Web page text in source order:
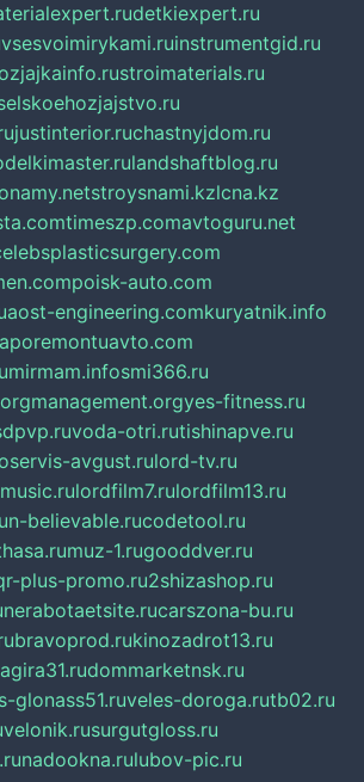
detkiexpert.ru
vsesvoimirykami.ruinstrumentgid.ru
stroimaterials.ru
justinterior.ruchastnyjdom.ru
landshaftblog.ru
stroysnami.kzlcna.kz
timeszp.comavtoguru.net
poisk-auto.com
ost-engineering.comkuryatnik.info
poremontuavto.com
mirmam.infosmi366.ru
orgmanagement.orgyes-fitness.ru
voda-otri.rutishinapve.ru
avgust.rulord-tv.ru
lordfilm7.rulordfilm13.ru
un-believable.rucodetool.ru
muz-1.rugooddver.ru
plus-promo.ru2shizashop.ru
nerabotaetsite.rucarszona-bu.ru
bravoprod.rukinozadrot13.ru
dommarketnsk.ru
glonass51.ruveles-doroga.rutb02.ru
velonik.rusurgutgloss.ru
nadookna.rulubov-pic.ru